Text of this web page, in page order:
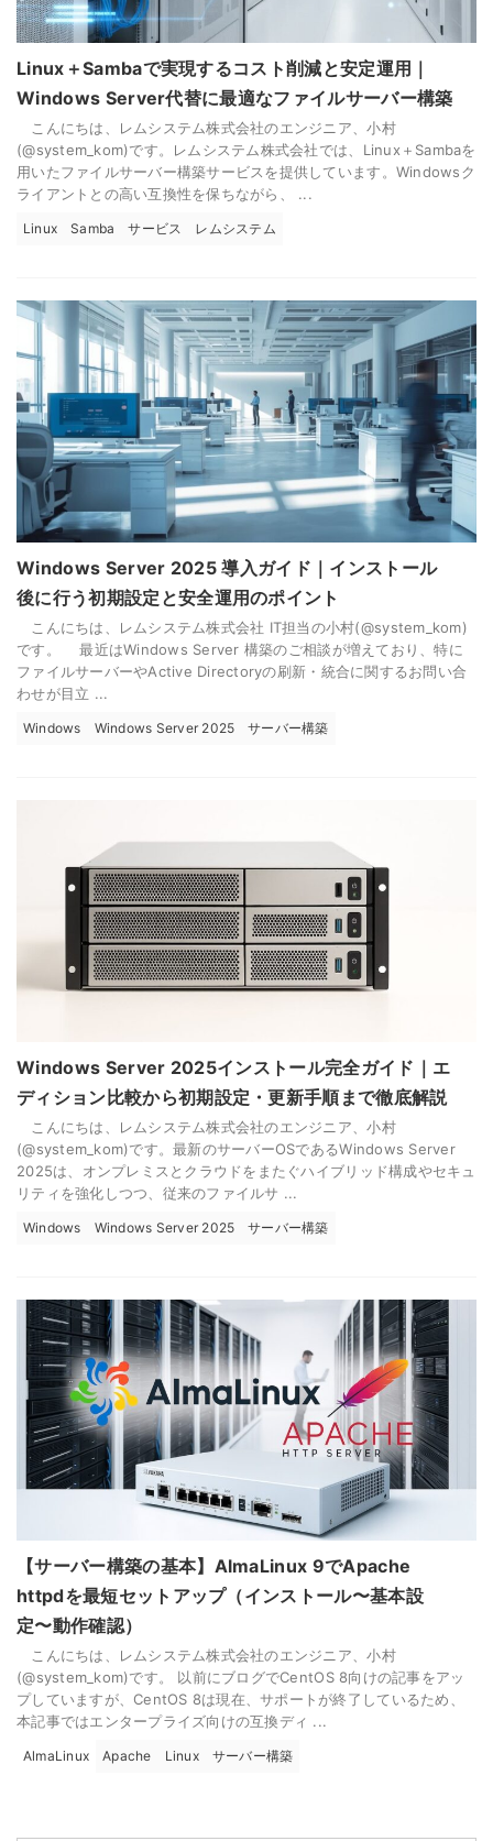
Linux＋Sambaで実現するコスト削減と安定運用｜
Windows Server代替に最適なファイルサーバー構築
こんにちは、レムシステム株式会社のエンジニア、小村
(@system_kom)です。レムシステム株式会社では、Linux＋Sambaを
用いたファイルサーバー構築サービスを提供しています。Windowsク
ライアントとの高い互換性を保ちながら、 ...
Linux Samba サービス レムシステム
Windows Server 2025 導入ガイド｜インストール
後に行う初期設定と安全運用のポイント
こんにちは、レムシステム株式会社 IT担当の小村(@system_kom)
です。 最近はWindows Server 構築のご相談が増えており、特に
ファイルサーバーやActive Directoryの刷新・統合に関するお問い合
わせが目立 ...
Windows Windows Server 2025 サーバー構築
Windows Server 2025インストール完全ガイド｜エ
ディション比較から初期設定・更新手順まで徹底解説
こんにちは、レムシステム株式会社のエンジニア、小村
(@system_kom)です。最新のサーバーOSであるWindows Server
2025は、オンプレミスとクラウドをまたぐハイブリッド構成やセキュ
リティを強化しつつ、従来のファイルサ ...
Windows Windows Server 2025 サーバー構築
【サーバー構築の基本】AlmaLinux 9でApache
httpdを最短セットアップ（インストール〜基本設
定〜動作確認）
こんにちは、レムシステム株式会社のエンジニア、小村
(@system_kom)です。 以前にブログでCentOS 8向けの記事をアッ
プしていますが、CentOS 8は現在、サポートが終了しているため、
本記事ではエンタープライズ向けの互換ディ ...
AlmaLinux Apache Linux サーバー構築